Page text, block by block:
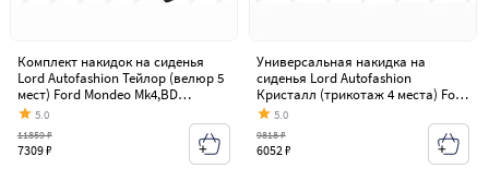
Комплект накидок на сиденья
Lord Autofashion Тейлор (велюр 5
мест) Ford Mondeo Mk4,BD
дорестайлинг, седан (2007-2010)
5.0
7309 ₽
11859 ₽
Универсальная накидка на
сиденья Lord Autofashion
Кристалл (трикотаж 4 места) Ford
Mondeo Mk4,BD дорестайлинг,
5.0
6052 ₽
9818 ₽